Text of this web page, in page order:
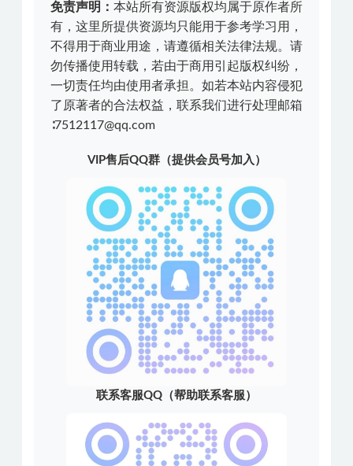
免责声明： 本站所有资源版权均属于原作者所
有，这里所提供资源均只能用于参考学习用，
不得用于商业用途，请遵循相关法律法规。请
勿传播使用转载，若由于商用引起版权纠纷，
一切责任均由使用者承担。如若本站内容侵犯
了原著者的合法权益，联系我们进行处理邮箱
∶7512117@qq.com
VIP售后QQ群（提供会员号加入）
联系客服QQ（帮助联系客服）